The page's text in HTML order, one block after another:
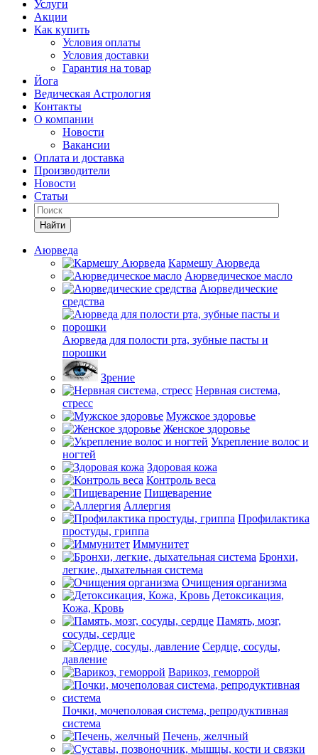
Услуги
Акции
Как купить
Условия оплаты
Условия доставки
Гарантия на товар
Йога
Ведическая Астрология
Контакты
О компании
Новости
Вакансии
Оплата и доставка
Производители
Новости
Статьи
Найти
Аюрведа
Кармешу Аюрведа
Аюрведическое масло
Аюрведические
средства
Аюрведа для полости рта, зубные пасты и
порошки
Зрение
Нервная система,
стресс
Мужское здоровье
Женское здоровье
Укрепление волос и
ногтей
Здоровая кожа
Контроль веса
Пищеварение
Аллергия
Профилактика
простуды, гриппа
Иммунитет
Бронхи,
легкие, дыхательная система
Очищения организма
Детоксикация,
Кожа, Кровь
Память, мозг,
сосуды, сердце
Сердце, сосуды,
давление
Варикоз, геморрой
Почки, мочеполовая система, репродуктивная
система
Печень, желчный